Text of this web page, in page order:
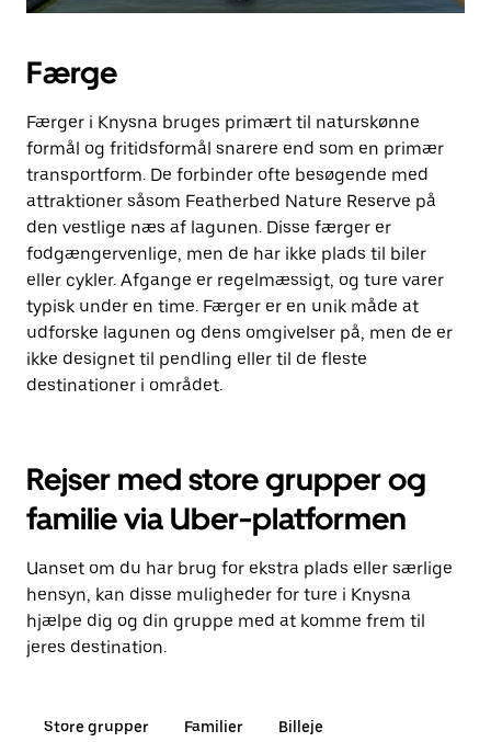
Færge
Færger i Knysna bruges primært til naturskønne
formål og fritidsformål snarere end som en primær
transportform. De forbinder ofte besøgende med
attraktioner såsom Featherbed Nature Reserve på
den vestlige næs af lagunen. Disse færger er
fodgængervenlige, men de har ikke plads til biler
eller cykler. Afgange er regelmæssigt, og ture varer
typisk under en time. Færger er en unik måde at
udforske lagunen og dens omgivelser på, men de er
ikke designet til pendling eller til de fleste
destinationer i området.
Rejser med store grupper og
familie via Uber-platformen
Uanset om du har brug for ekstra plads eller særlige
hensyn, kan disse muligheder for ture i Knysna
hjælpe dig og din gruppe med at komme frem til
jeres destination.
Store grupper Familier Billeje